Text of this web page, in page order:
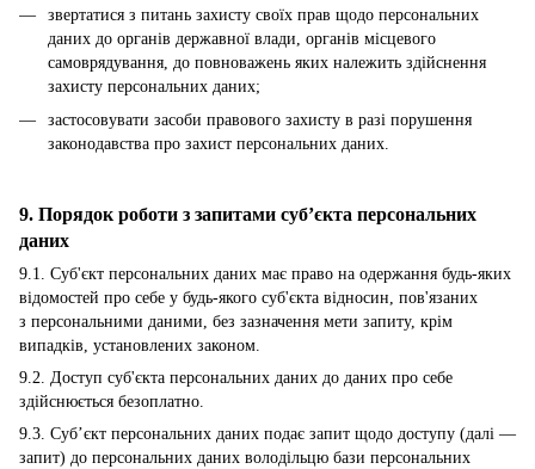
звертатися з питань захисту своїх прав щодо персональних
даних до органів державної влади, органів місцевого
самоврядування, до повноважень яких належить здійснення
захисту персональних даних;
застосовувати засоби правового захисту в разі порушення
законодавства про захист персональних даних.
9. Порядок роботи з запитами суб’єкта персональних
даних
9.1. Суб'єкт персональних даних має право на одержання будь-яких
відомостей про себе у будь-якого суб'єкта відносин, пов'язаних
з персональними даними, без зазначення мети запиту, крім
випадків, установлених законом.
9.2. Доступ суб'єкта персональних даних до даних про себе
здійснюється безоплатно.
9.3. Суб’єкт персональних даних подає запит щодо доступу (далі —
запит) до персональних даних володільцю бази персональних